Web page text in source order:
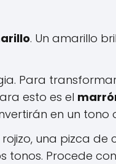
. Un amarillo
Para
esto es el
en un tono
una pizca de
Procede